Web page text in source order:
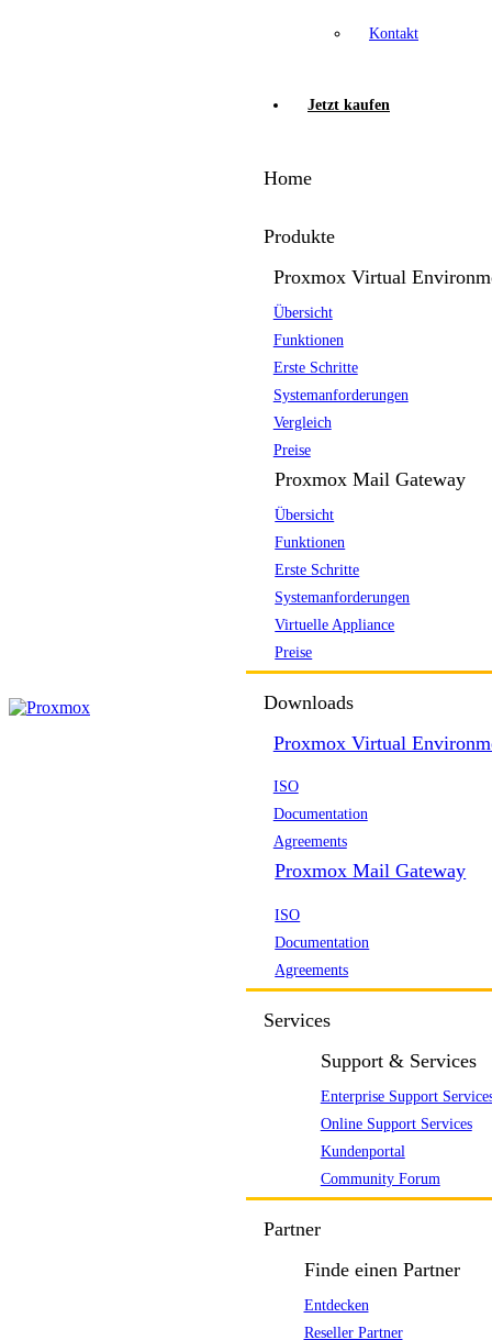
Kontakt
Jetzt kaufen
Home
Produkte
Proxmox Virtual
Übersicht
Funktionen
Erste Schritte
Systemanforderungen
Vergleich
Preise
Proxmox Mail Gateway
Übersicht
Funktionen
Erste Schritte
Systemanforderungen
Virtuelle Appliance
Preise
Downloads
Proxmox Virtual
ISO
Documentation
Agreements
Proxmox Mail Gateway
ISO
Documentation
Agreements
Services
Support & Services
Enterprise Support
Online Support Services
Kundenportal
Community Forum
Partner
Finde einen Partner
Entdecken
Reseller Partner